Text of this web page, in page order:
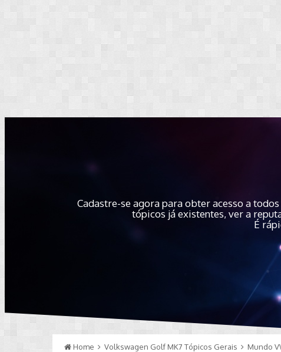
Cadastre-se agora para obter acesso a
tópicos já existentes, ver a
É
Home Volkswagen Golf MK7 Tópicos Gerais Mundo